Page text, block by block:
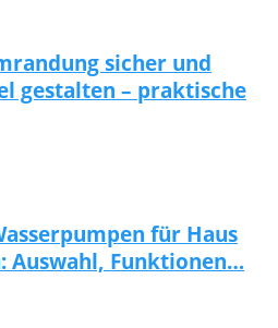
sicher und
gestalten – praktische
für Haus
Auswahl, Funktionen…